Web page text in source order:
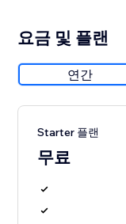
요금 및 플랜
연간
Starter 플랜
무료